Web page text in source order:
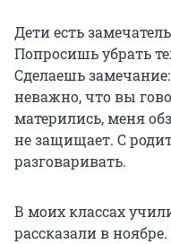
Дети есть
Попросишь убрать
Сделаешь
неважно, что вы
матерились, меня
не защищает. С
разговаривать.
В моих классах
рассказали в